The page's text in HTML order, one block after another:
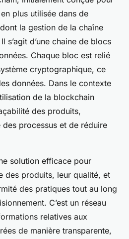
plus utilisée dans de
la gestion de la chaîne
s’agit d’une chaine de blocs
Chaque bloc est relié
cryptographique, ce
données. Dans le contexte
de la blockchain
des produits,
des processus et de réduire
solution efficace pour
des produits, leur qualité, et
des pratiques tout au long
C’est un réseau
relatives aux
de manière transparente,